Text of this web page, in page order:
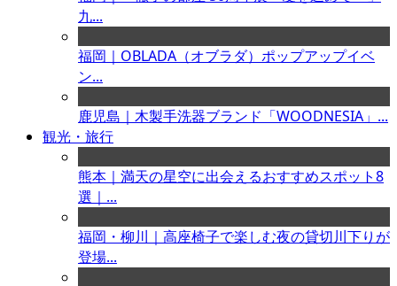
九...
福岡｜OBLADA（オブラダ）ポップアップイベ
ン...
鹿児島｜木製手洗器ブランド「WOODNESIA」...
観光・旅行
熊本｜満天の星空に出会えるおすすめスポット8
選｜...
福岡・柳川｜高座椅子で楽しむ夜の貸切川下りが
登場...